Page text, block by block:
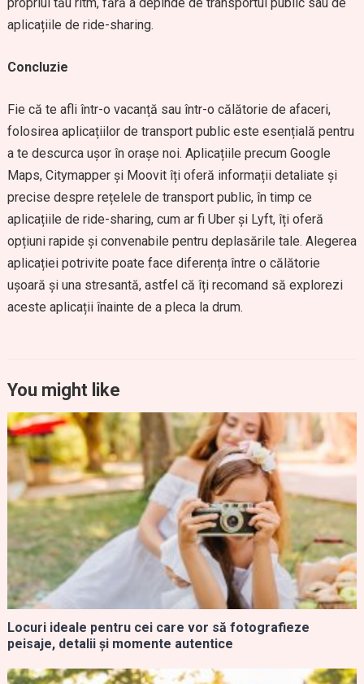
aplicațiile de ride-sharing.
Concluzie
Fie că te afli într-o vacanță sau într-o călătorie de afaceri,
folosirea aplicațiilor de transport public este esențială pentru
a te descurca ușor în orașe noi. Aplicațiile precum Google
Maps, Citymapper și Moovit îți oferă informații detaliate și
precise despre rețelele de transport public, în timp ce
aplicațiile de ride-sharing, cum ar fi Uber și Lyft, îți oferă
opțiuni rapide și convenabile pentru deplasările tale. Alegerea
aplicației potrivite poate face diferența între o călătorie
ușoară și una stresantă, astfel că îți recomand să explorezi
aceste aplicații înainte de a pleca la drum.
You might like
Locuri ideale pentru cei care vor să fotografieze
peisaje, detalii și momente autentice